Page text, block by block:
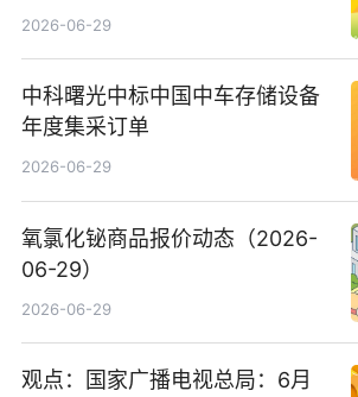
2026-06-29
中科曙光中标中国中车存储设备
年度集采订单
2026-06-29
氧氯化铋商品报价动态（2026-
06-29）
2026-06-29
观点：国家广播电视总局：6月